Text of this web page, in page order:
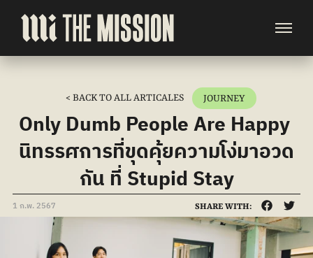
< BACK TO ALL ARTICALES JOURNEY
1 ก.พ. 2567 SHARE WITH:
Only Dumb People Are Happy
นิทรรศการที่ขุดคุ้ยความโง่มาอวด
กัน ที่ Stupid Stay